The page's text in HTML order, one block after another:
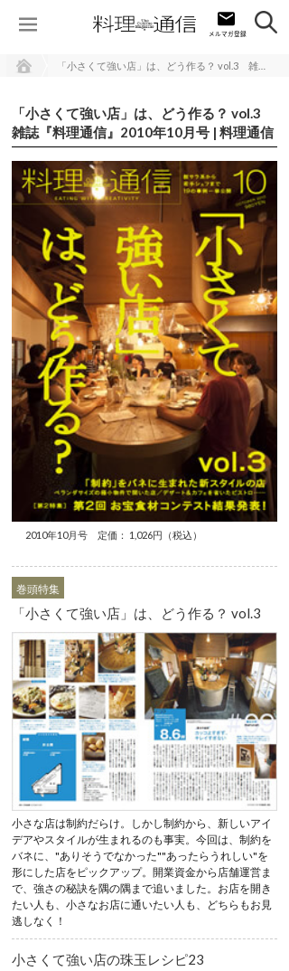
「小さくて強い店」は、どう作る？ vol.3
雑誌『料理通信』2010年10月号 | 料理通信
2010年10月号 定価： 1,026円（税込）
巻頭特集
「小さくて強い店」は、どう作る？ vol.3
小さな店は制約だらけ。しかし制約から、新しいアイ
デアやスタイルが生まれるのも事実。今回は、制約を
バネに、"ありそうでなかった""あったらうれしい"を
形にした店をピックアップ。開業資金から店舗運営ま
で、強さの秘訣を隅の隅まで追いました。お店を開き
たい人も、小さなお店に通いたい人も、どちらもお見
逃しなく！
小さくて強い店の珠玉レシピ23